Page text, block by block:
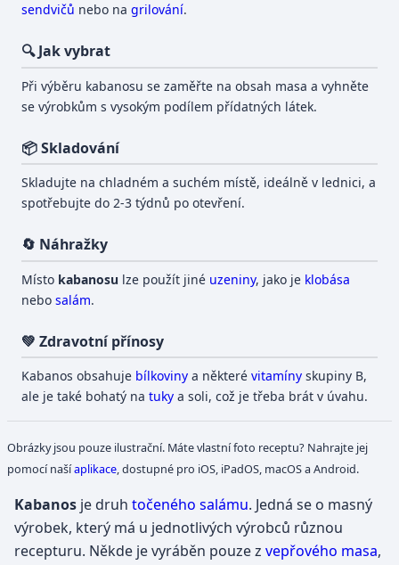
sendvičů nebo nagrilování.
🔍 Jak vybrat
Při výběru kabanosu se zaměřte na obsah masa a vyhněte
se výrobkům s vysokým podílem přídatných látek.
📦 Skladování
Skladujte na chladném a suchém místě, ideálně v lednici, a
spotřebujte do 2-3 týdnů po otevření.
🔄 Náhražky
Místo kabanosu lze použít jiné uzeniny, jako je klobása
nebosalám.
💚 Zdravotní přínosy
Kabanos obsahuje bílkoviny a některévitamíny skupiny B,
ale je také bohatý natuky a soli, což je třeba brát v úvahu.
Obrázky jsou pouze ilustrační. Máte vlastní foto receptu? Nahrajte jej
pomocí našíaplikace , dostupné pro iOS, iPadOS, macOS a Android.
Kabanos je druh točeného salámu. Jedná se o masný
výrobek, který má u jednotlivých výrobců různou
recepturu. Někde je vyráběn pouze z vepřového masa,